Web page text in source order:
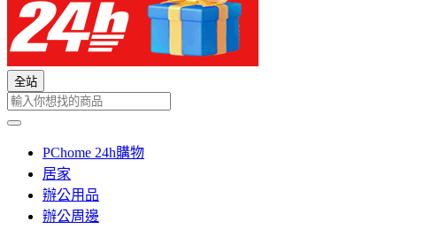
全站
PChome 24h購物
居家
辦公用品
辦公周邊